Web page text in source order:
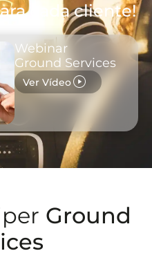
cada cliente!
Webinar
Ground Services
Ver Vídeoplay_circle
Ground